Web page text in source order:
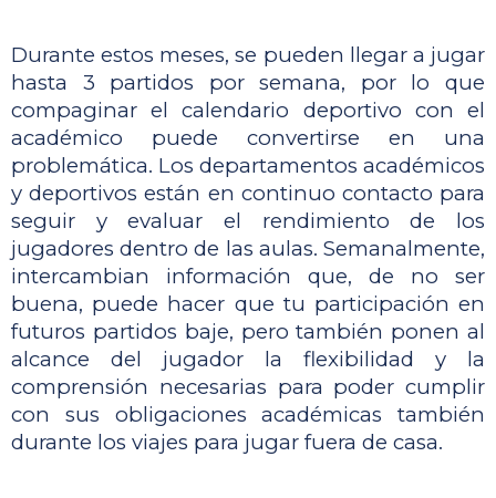
Durante estos meses, se pueden llegar a jugar
hasta 3 partidos por semana, por lo que
compaginar el calendario deportivo con el
académico puede convertirse en una
problemática. Los departamentos académicos
y deportivos están en continuo contacto para
seguir y evaluar el rendimiento de los
jugadores dentro de las aulas. Semanalmente,
intercambian información que, de no ser
buena, puede hacer que tu participación en
futuros partidos baje, pero también ponen al
alcance del jugador la flexibilidad y la
comprensión necesarias para poder cumplir
con sus obligaciones académicas también
durante los viajes para jugar fuera de casa.